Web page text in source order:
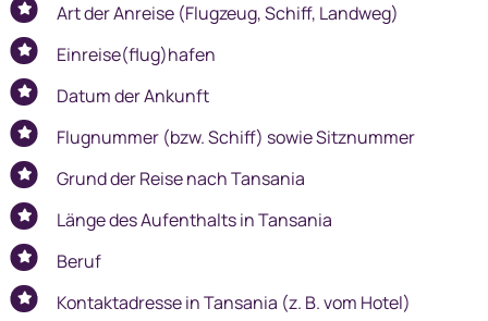
Art der Anreise (Flugzeug, Schiff, Landweg)
Einreise(flug)hafen
Datum der Ankunft
Flugnummer (bzw. Schiff) sowie Sitznummer
Grund der Reise nach Tansania
Länge des Aufenthalts in Tansania
Beruf
Kontaktadresse in Tansania (z. B. vom Hotel)